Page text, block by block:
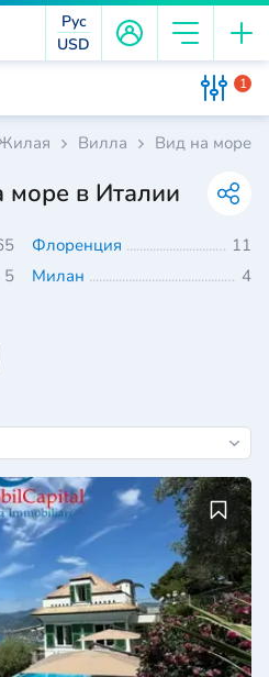
Рус
USD
1
Вилла Вид на море
в Италии
Флоренция
11
5 Милан
4